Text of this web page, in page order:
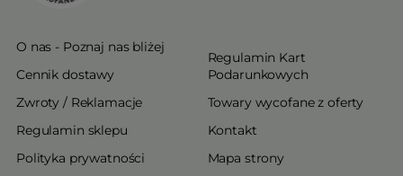
O nas - Poznaj nas bliżej
Cennik dostawy
Zwroty / Reklamacje
Regulamin sklepu
Polityka prywatności
Regulamin Kart
Podarunkowych
Towary wycofane z oferty
Kontakt
Mapa strony